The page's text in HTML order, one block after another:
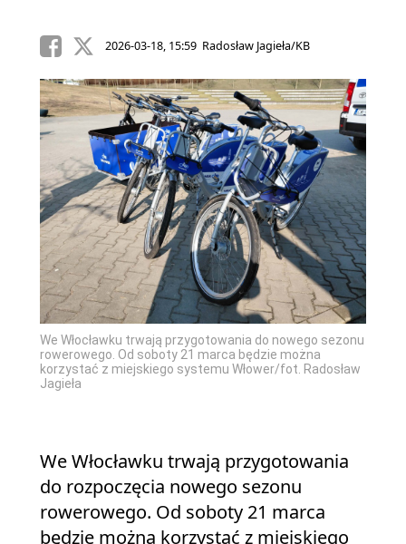
2026-03-18, 15:59 Radosław Jagieła/KB
We Włocławku trwają przygotowania do nowego sezonu
rowerowego. Od soboty 21 marca będzie można
korzystać z miejskiego systemu Włower/fot. Radosław
Jagieła
We Włocławku trwają przygotowania
do rozpoczęcia nowego sezonu
rowerowego. Od soboty 21 marca
będzie można korzystać z miejskiego